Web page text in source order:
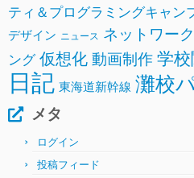
ティ＆プログラミングキャン
デザイン ニュース ネットワーク
ング 仮想化動画制作学
日記 東海道新幹線 灘校
メタ
ログイン
投稿フィード